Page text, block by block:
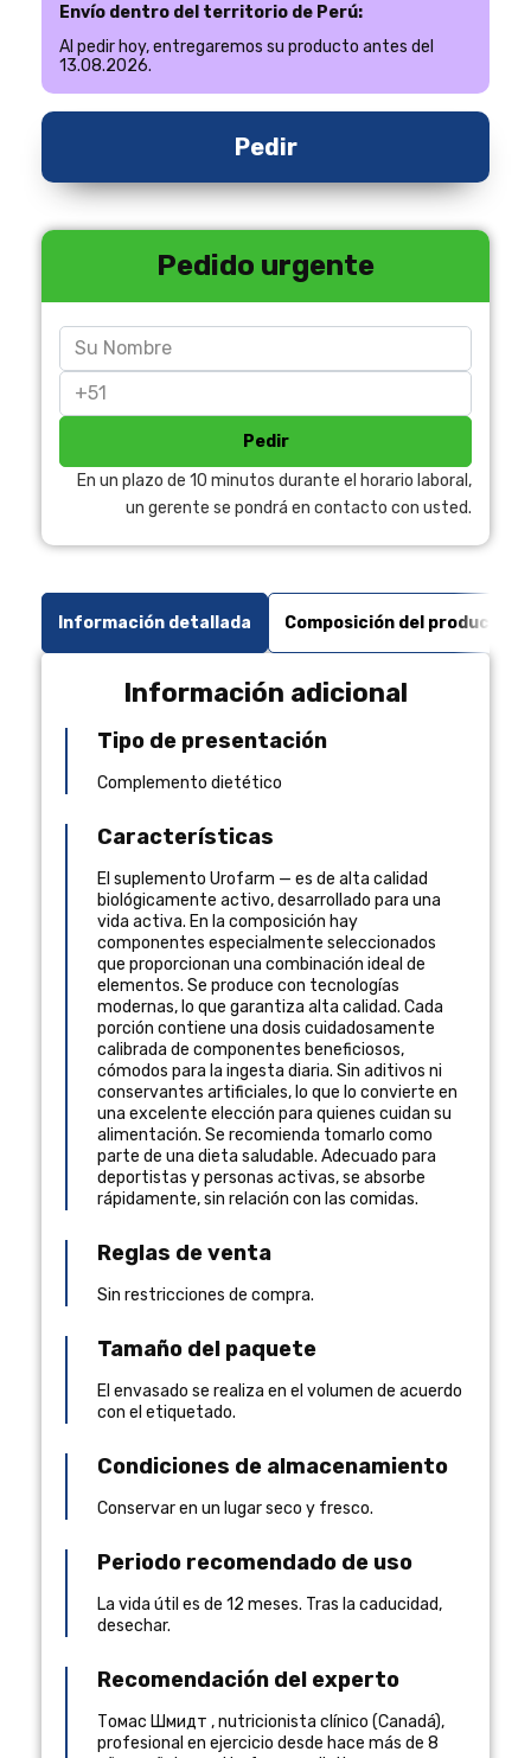
Envío dentro del territorio de Perú:
Al pedir hoy, entregaremos su producto antes del
13.08.2026.
Pedir
Pedido urgente
Pedir
En un plazo de 10 minutos durante el horario laboral,
un gerente se pondrá en contacto con usted.
Información detallada Composición del producto
Información adicional
Tipo de presentación
Complemento dietético
Características
El suplemento Urofarm — es de alta calidad
biológicamente activo, desarrollado para una
vida activa. En la composición hay
componentes especialmente seleccionados
que proporcionan una combinación ideal de
elementos. Se produce con tecnologías
modernas, lo que garantiza alta calidad. Cada
porción contiene una dosis cuidadosamente
calibrada de componentes beneficiosos,
cómodos para la ingesta diaria. Sin aditivos ni
conservantes artificiales, lo que lo convierte en
una excelente elección para quienes cuidan su
alimentación. Se recomienda tomarlo como
parte de una dieta saludable. Adecuado para
deportistas y personas activas, se absorbe
rápidamente, sin relación con las comidas.
Reglas de venta
Sin restricciones de compra.
Tamaño del paquete
El envasado se realiza en el volumen de acuerdo
con el etiquetado.
Condiciones de almacenamiento
Conservar en un lugar seco y fresco.
Periodo recomendado de uso
La vida útil es de 12 meses. Tras la caducidad,
desechar.
Recomendación del experto
Томас Шмидт ,nutricionista clínico (Canadá),
profesional en ejercicio desde hace más de 8